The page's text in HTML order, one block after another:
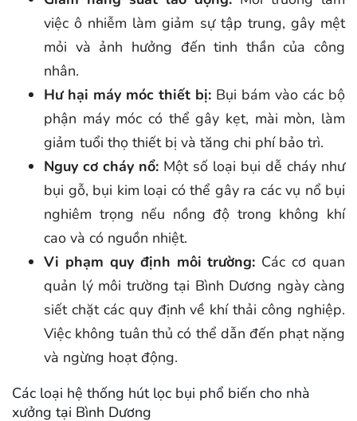
việc ô nhiễm làm giảm sự tập trung, gây mệt
mỏi và ảnh hưởng đến tinh thần của công
nhân.
Hư hại máy móc thiết bị: Bụi bám vào các bộ
phận máy móc có thể gây kẹt, mài mòn, làm
giảm tuổi thọ thiết bị và tăng chi phí bảo trì.
Nguy cơ cháy nổ: Một số loại bụi dễ cháy như
bụi gỗ, bụi kim loại có thể gây ra các vụ nổ bụi
nghiêm trọng nếu nồng độ trong không khí
cao và có nguồn nhiệt.
Vi phạm quy định môi trường: Các cơ quan
quản lý môi trường tại Bình Dương ngày càng
siết chặt các quy định về khí thải công nghiệp.
Việc không tuân thủ có thể dẫn đến phạt nặng
và ngừng hoạt động.
Các loại hệ thống hút lọc bụi phổ biến cho nhà
xưởng tại Bình Dương